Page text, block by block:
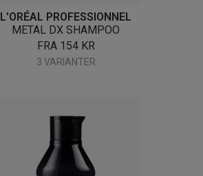
L'ORÉAL PROFESSIONNEL
METAL DX SHAMPOO
FRA 154 KR
3 VARIANTER